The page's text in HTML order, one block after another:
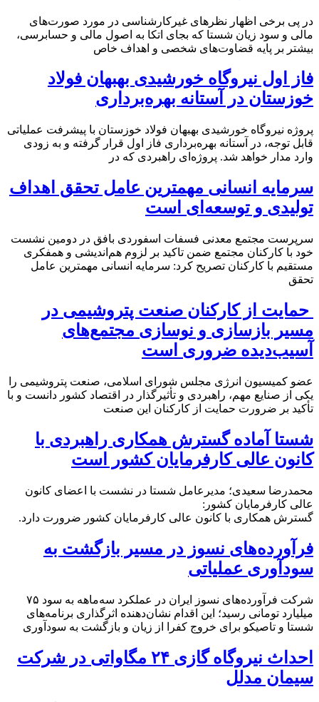
در پی برخی اظهار نظرهای غیرکارشناسی در مورد صورت‌های
مالی و سود زیان شستا که بجای اتکا به اصول مالی و حسابرسی،
بیشتر بر پایه قضاوت‌‌های شخصی و اهداف خاص
فاز اول نیروگاه خورشیدی بهبهان فولاد
خوزستان در آستانه بهره‌برداری
پروژه نیروگاه خورشیدی بهبهان فولاد خوزستان با پیشرفت عملیاتی
قابل‌ توجه، در آستانه بهره‌برداری فاز اول قرار گرفته و به‌ زودی
وارد مدار خواهد شد. پروژه‌ای راهبردی که در
سرمایه انسانی مهمترین عامل تحقق اهداف
تولیدی و توسعه‌ای است
سرپرست مجتمع معدنی فسفات اسفوردی بافق در دومین نشست
خود با کارکنان مجتمع ضمن تاکید بر لزوم هم‌اندیشی و همفکری
مستقیم با کارکنان تصریح کرد: سرمایه انسانی مهمترین عامل
تحقق
حمایت از کارکنان صنعت پتروشیمی در
مسیر بازسازی و نوسازی مجتمع‌های
آسیب‌دیده ضروری است
عضو کمیسیون انرژی مجلس شورای اسلامی، صنعت پتروشیمی را
یکی از صنایع مهم، راهبردی و تأثیرگذار در اقتصاد کشور دانست و با
تأکید بر ضرورت حمایت از کارکنان این صنعت
شستا آماده گسترش همکاری راهبردی با
کانون عالی کارفرمایان کشور است
محمدرضا سعیدی؛ مدیرعامل شستا در نشست با اعضای کانون
عالی کارفرمایان کشور:
گسترش همکاری با کانون عالی کارفرمایان کشور ضرورت دارد.
فرآورده‌های نسوز در مسیر بازگشت به
سودآوری عملیاتی
شرکت فرآورده‌های نسوز ایران در عملکرد سه‌ماهه به سود ۷۵
میلیارد تومانی رسید؛ این اقدام نشان‌دهنده اثرگذاری برنامه‌های
شستا و تاصیکو برای خروج کفرا از زیان و بازگشت به سودآوری
احداث نیروگاه گازی ۲۴ مگاواتی در شرکت
سیمان مدلل